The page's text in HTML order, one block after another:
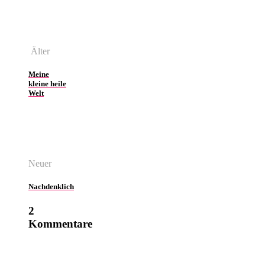
Älter
Meine
kleine heile
Welt
Neuer
Nachdenklich
2
Kommentare